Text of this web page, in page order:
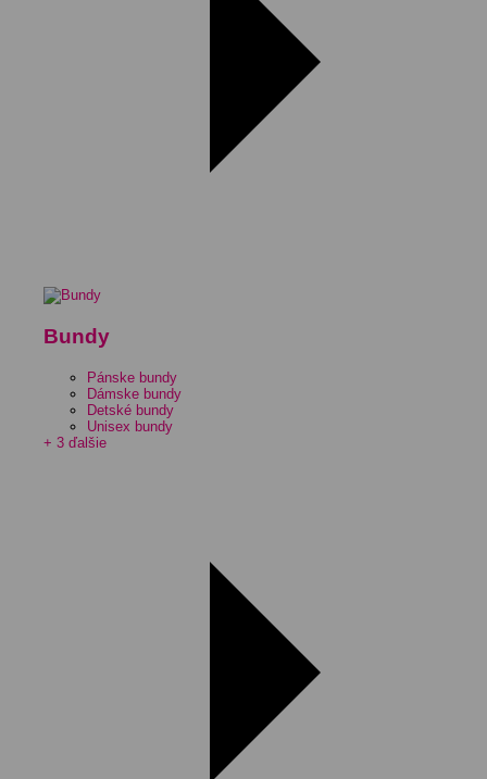
Bundy
Pánske bundy
Dámske bundy
Detské bundy
Unisex bundy
+ 3 ďalšie